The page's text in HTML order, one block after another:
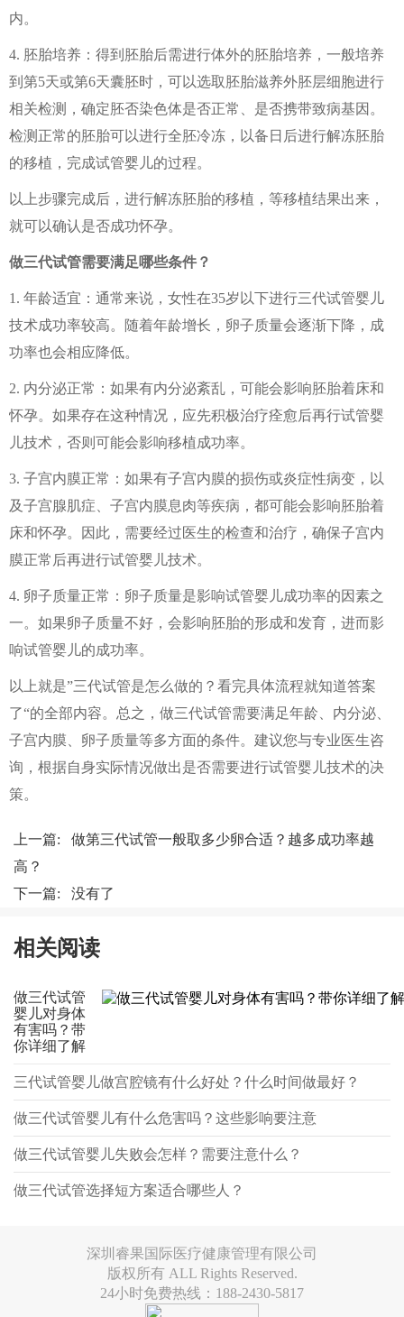
内。
4. 胚胎培养：得到胚胎后需进行体外的胚胎培养，一般培养
到第5天或第6天囊胚时，可以选取胚胎滋养外胚层细胞进行
相关检测，确定胚否染色体是否正常、是否携带致病基因。
检测正常的胚胎可以进行全胚冷冻，以备日后进行解冻胚胎
的移植，完成试管婴儿的过程。
以上步骤完成后，进行解冻胚胎的移植，等移植结果出来，
就可以确认是否成功怀孕。
做三代试管需要满足哪些条件？
1. 年龄适宜：通常来说，女性在35岁以下进行三代试管婴儿
技术成功率较高。随着年龄增长，卵子质量会逐渐下降，成
功率也会相应降低。
2. 内分泌正常：如果有内分泌紊乱，可能会影响胚胎着床和
怀孕。如果存在这种情况，应先积极治疗痊愈后再行试管婴
儿技术，否则可能会影响移植成功率。
3. 子宫内膜正常：如果有子宫内膜的损伤或炎症性病变，以
及子宫腺肌症、子宫内膜息肉等疾病，都可能会影响胚胎着
床和怀孕。因此，需要经过医生的检查和治疗，确保子宫内
膜正常后再进行试管婴儿技术。
4. 卵子质量正常：卵子质量是影响试管婴儿成功率的因素之
一。如果卵子质量不好，会影响胚胎的形成和发育，进而影
响试管婴儿的成功率。
以上就是”三代试管是怎么做的？看完具体流程就知道答案
了“的全部内容。总之，做三代试管需要满足年龄、内分泌、
子宫内膜、卵子质量等多方面的条件。建议您与专业医生咨
询，根据自身实际情况做出是否需要进行试管婴儿技术的决
策。
上一篇: 做第三代试管一般取多少卵合适？越多成功率越
高？
下一篇: 没有了
相关阅读
做三代试管
婴儿对身体
有害吗？带
你详细了解
三代试管婴儿做宫腔镜有什么好处？什么时间做最好？
做三代试管婴儿有什么危害吗？这些影响要注意
做三代试管婴儿失败会怎样？需要注意什么？
做三代试管选择短方案适合哪些人？
深圳睿果国际医疗健康管理有限公司
版权所有 ALL Rights Reserved.
24小时免费热线：188-2430-5817